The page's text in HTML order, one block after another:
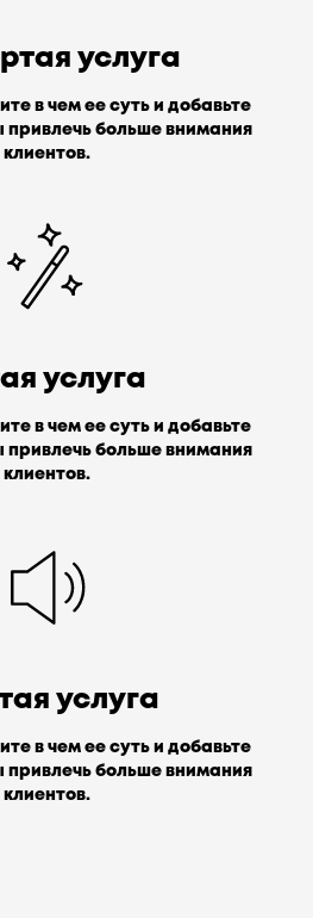
услуга
в чем ее суть и добавьте
привлечь больше внимания
клиентов.
услуга
в чем ее суть и добавьте
привлечь больше внимания
клиентов.
услуга
в чем ее суть и добавьте
привлечь больше внимания
клиентов.